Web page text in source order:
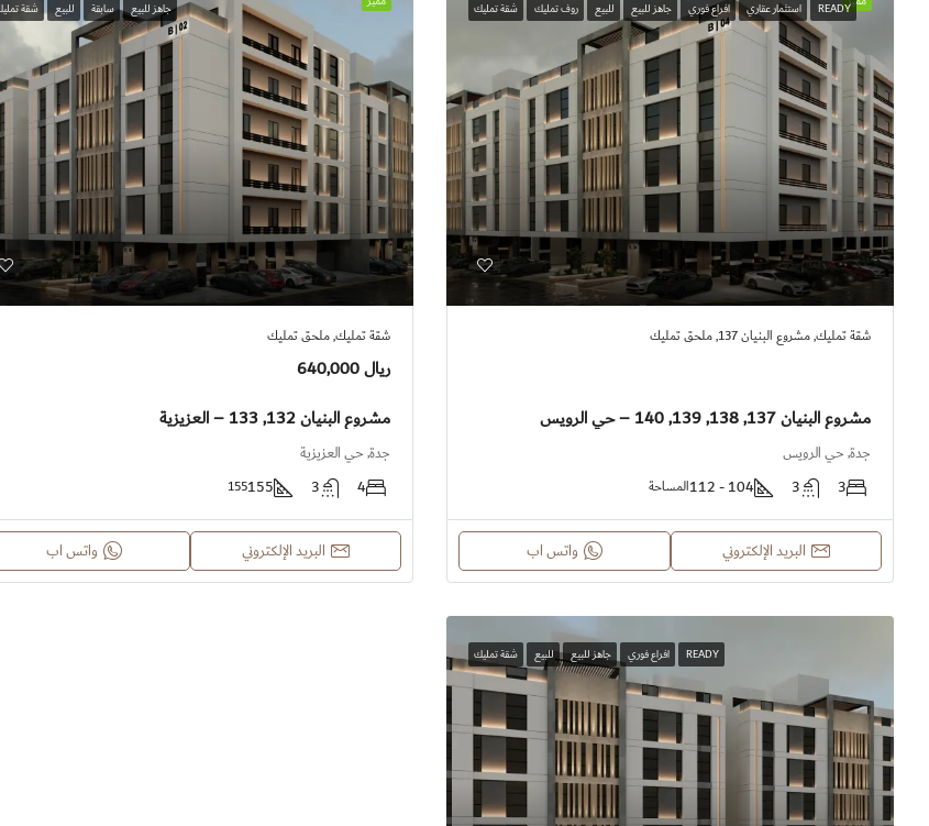
READY استثمار عقاري افراع فوري جاهز للبيع للبيع روف تمليك شقة تمليك
شقة تمليك, مشروع البنيان 137, ملحق تمليك
مشروع البنيان 137, 138, 139, 140 – حي الرويس
جدة, حي الرويس
3
3
104 - 112 المساحة
البريد الإلكتروني واتس اب
جاهز للبيع سابقة للبيع شقة
شقة تمليك, ملحق تمليك
ريال 640,000
مشروع البنيان 132, 133 – العزيزية
جدة, حي العزيزية
4
3
155
155
البريد الإلكتروني واتس اب
READY افراع فوري جاهز للبيع للبيع شقة تمليك